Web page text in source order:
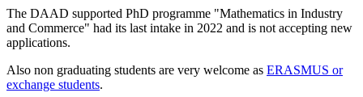
The DAAD supported PhD programme "Mathematics in Industry
and Commerce" had its last intake in 2022 and is not accepting new
applications.
Also non graduating students are very welcome as ERASMUS or
exchange students.